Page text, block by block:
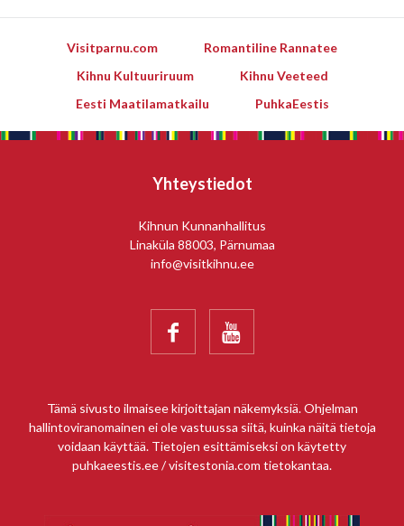
Visitparnu.com
Romantiline Rannatee
Kihnu Kultuuriruum
Kihnu Veeteed
Eesti Maatilamatkailu
PuhkaEestis
Yhteystiedot
Kihnun Kunnanhallitus
Linaküla 88003, Pärnumaa
info@visitkihnu.ee
 
Tämä sivusto ilmaisee kirjoittajan näkemyksiä. Ohjelman
hallintoviranomainen ei ole vastuussa siitä, kuinka näitä tietoja
voidaan käyttää. Tietojen esittämiseksi on käytetty
puhkaeestis.ee / visitestonia.com tietokantaa.